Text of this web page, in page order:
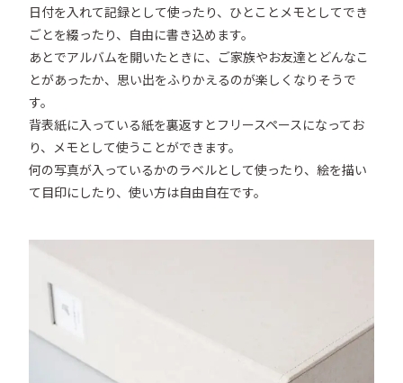
日付を入れて記録として使ったり、ひとことメモとしてでき
ごとを綴ったり、自由に書き込めます。
あとでアルバムを開いたときに、ご家族やお友達とどんなこ
とがあったか、思い出をふりかえるのが楽しくなりそうで
す。
背表紙に入っている紙を裏返すとフリースペースになってお
り、メモとして使うことができます。
何の写真が入っているかのラベルとして使ったり、絵を描い
て目印にしたり、使い方は自由自在です。